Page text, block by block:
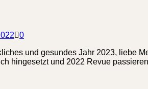
0
und gesundes Jahr 2023, liebe
hingesetzt und 2022 Revue